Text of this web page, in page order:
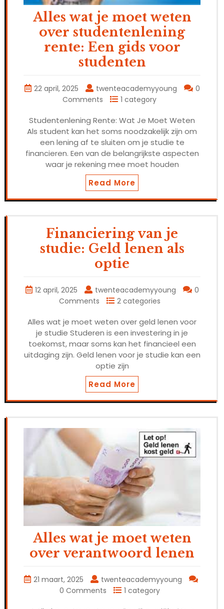
Alles wat je moet weten
over studentenlening
rente: Een gids voor
studenten
22 april, 2025 twenteacademyyoung
0
Comments
1 category
Studentenlening Rente: Wat Je Moet Weten
Als student kan het soms noodzakelijk zijn om
een lening af te sluiten om je studie te
financieren. Een van de belangrijkste aspecten
waar je rekening mee moet houden
Read More
Financiering van je
studie: Geld lenen als
optie
12 april, 2025 twenteacademyyoung
0
Comments
2 categories
Alles wat je moet weten over geld lenen voor
je studie Studeren is een investering in je
toekomst, maar soms kan het financieel een
uitdaging zijn. Geld lenen voor je studie kan een
optie zijn
Read More
Alles wat je moet weten
over verantwoord lenen
21 maart, 2025
twenteacademyyoung
0 Comments
1 category